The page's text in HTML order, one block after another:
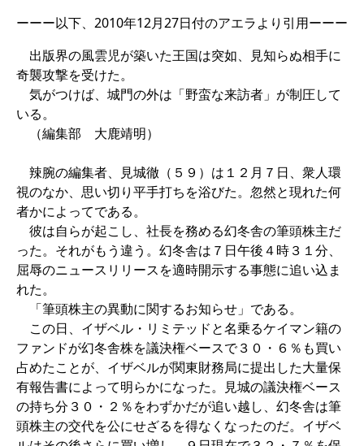
ーーー以下、2010年12月27日付のアエラより引用ーーー
出版界の風雲児が築いた王国は突如、見知らぬ相手に
奇襲攻撃を受けた。
気がつけば、城門の外は「野蛮な来訪者」が制圧して
いる。
（編集部 大鹿靖明）
辣腕の編集者、見城徹（５９）は１２月７日、衆人環
視のなか、思い切り平手打ちを浴びた。忽然と現れた何
者かによってである。
彼は自らが起こし、社長を務める幻冬舎の筆頭株主だ
った。それがもう違う。幻冬舎は７日午後４時３１分、
屈辱のニュースリリースを適時開示する事態に追い込ま
れた。
「筆頭株主の異動に関するお知らせ」である。
この日、イザベル・リミテッドと名乗るケイマン籍の
ファンドが幻冬舎株を議決権ベースで３０・６％も買い
占めたことが、イザベルが関東財務局に提出した大量保
有報告書によって明らかになった。見城の議決権ベース
の持ち分３０・２％をわずかだが追い越し、幻冬舎は筆
頭株主の交代を公にせざるを得なくなったのだ。イザベ